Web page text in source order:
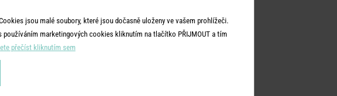
jsou malé soubory, které jsou dočasně uloženy ve vašem prohlížeči.
marketingových cookies kliknutím na tlačítko PŘIJMOUT a tím
přečíst kliknutím sem